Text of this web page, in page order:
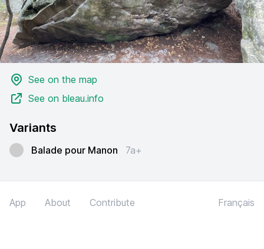
See on the map
See on bleau.info
Variants
Balade pour Manon 7a+
App About Contribute Français